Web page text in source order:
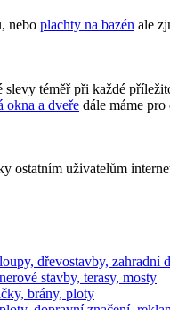
nebo plachty na bazén ale
téměř při každé
okna a dveře dále máme
ostatním uživatelům
dřevostavby, zahradní
stavby, terasy, mosty
brány, ploty